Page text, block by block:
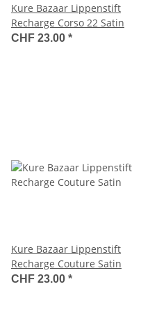
Kure Bazaar Lippenstift
Recharge Corso 22 Satin
CHF 23.00 *
Kure Bazaar Lippenstift
Recharge Couture Satin
CHF 23.00 *